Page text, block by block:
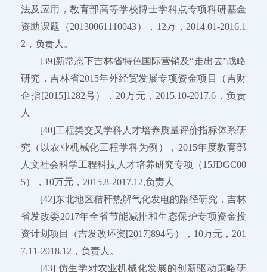
法及应用，教育部高等学校博士学科点专项科研基金
资助课题（20130061110043），12万，2014.01-2016.1
2，负责人。
[39]新常态下吉林省特色国际营销及“走出去”战略
研究，吉林省2015年外经贸发展专项资金项目（吉财
企指[2015]1282号），20万元，2015.10-2017.6，负责
人
[40]工程类交叉学科人才培养质量评价指标体系研
究（以农业机械化工程学科为例），2015年度教育部
人文社会科学工程科技人才培养研究专项（15JDGC00
5），10万元，2015.8-2017.12,负责人
[42]东北地区秸秆热解气化发电的路径研究，吉林
省发改委2017年全省节能减排和生态保护专项资金投
资计划项目（吉发改环资[2017]894号），10万元，201
7.11-2018.12，负责人。
[43] 仿生学对农业机械化发展的创新驱动策略研